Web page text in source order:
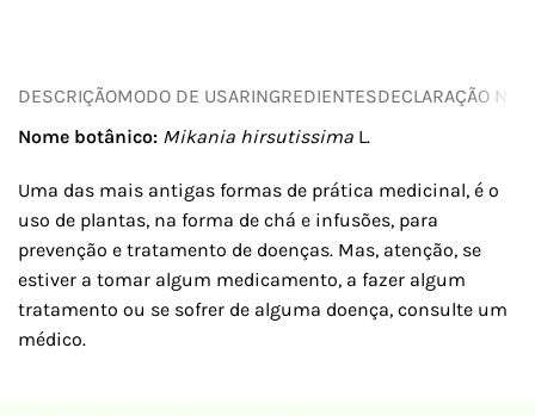
DESCRIÇÃOMODO DE USARINGREDIENTESDECLARAÇÃO
Nome botânico: Mikania hirsutissima L.
Uma das mais antigas formas de prática medicinal, é o
uso de plantas, na forma de chá e infusões, para
prevenção e tratamento de doenças. Mas, atenção, se
estiver a tomar algum medicamento, a fazer algum
tratamento ou se sofrer de alguma doença, consulte um
médico.